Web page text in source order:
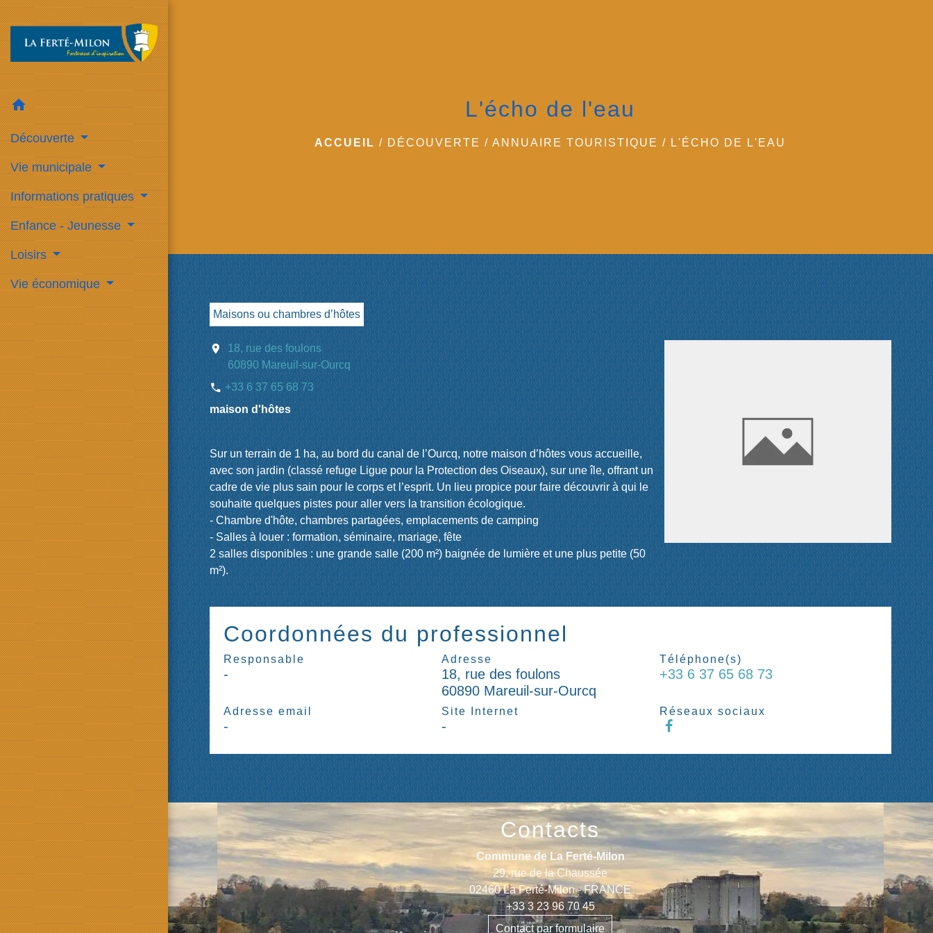
home
Découverte
Vie municipale
Informations pratiques
Enfance - Jeunesse
Loisirs
Vie économique
L'écho de l'eau
ACCUEIL / DÉCOUVERTE /ANNUAIRE TOURISTIQUE / L'ÉCHO DE L'EAU
Maisons ou chambres d’hôtes
location_on
18, rue des foulons
60890 Mareuil-sur-Ourcq
phone +33 6 37 65 68 73
maison d'hôtes
Sur un terrain de 1 ha, au bord du canal de l’Ourcq, notre maison d’hôtes vous accueille,
avec son jardin (classé refuge Ligue pour la Protection des Oiseaux), sur une île, offrant un
cadre de vie plus sain pour le corps et l’esprit. Un lieu propice pour faire découvrir à qui le
souhaite quelques pistes pour aller vers la transition écologique.
- Chambre d'hôte, chambres partagées, emplacements de camping
- Salles à louer : formation, séminaire, mariage, fête
2 salles disponibles : une grande salle (200 m²) baignée de lumière et une plus petite (50
m²).
Coordonnées du professionnel
Responsable
-
Adresse
18, rue des foulons
60890 Mareuil-sur-Ourcq
Téléphone(s)
+33 6 37 65 68 73
Adresse email
-
Site Internet
-
Réseaux sociaux
Contacts
Commune de La Ferté-Milon
29, rue de la Chaussée
02460 La Ferté-Milon - FRANCE
+33 3 23 96 70 45
Contact par formulaire